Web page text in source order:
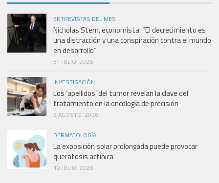
ENTREVISTAS DEL MES
Nicholas Stern, economista: “El decrecimiento es
una distracción y una conspiración contra el mundo
en desarrollo”
31 JULIO, 2026
INVESTIGACIÓN
Los ‘apellidos’ del tumor revelan la clave del
tratamiento en la oncología de precisión
5 AGOSTO, 2026
DERMATOLOGÍA
La exposición solar prolongada puede provocar
queratosis actínica
10 JULIO, 2026